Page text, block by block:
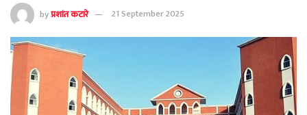
byप्रशांत कटारे 21 September 2025